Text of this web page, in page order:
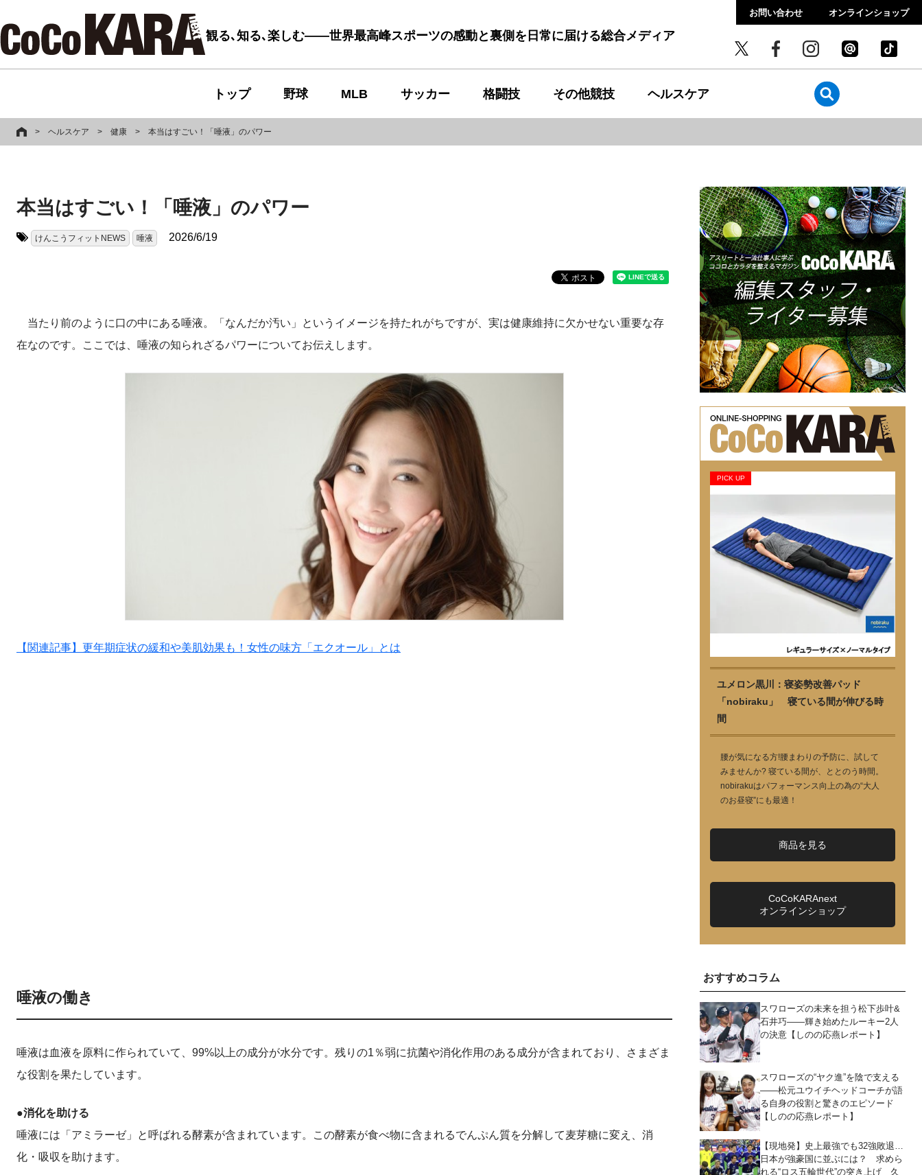
観る､知る､楽しむ――世界最高峰スポーツの感動と裏側を日常に届ける総合メディア
お問い合わせ オンラインショップ
トップ 野球 MLB サッカー 格闘技 その他競技 ヘルスケア
> ヘルスケア > 健康 > 本当はすごい！「唾液」のパワー
本当はすごい！「唾液」のパワー
けんこうフィットNEWS 唾液 2026/6/19
当たり前のように口の中にある唾液。「なんだか汚い」というイメージを持たれがちですが、実は健康維持に欠かせない重要な存
在なのです。ここでは、唾液の知られざるパワーについてお伝えします。
【関連記事】更年期症状の緩和や美肌効果も！女性の味方「エクオール」とは
唾液の働き
唾液は血液を原料に作られていて、99%以上の成分が水分です。残りの1％弱に抗菌や消化作用のある成分が含まれており、さまざま
な役割を果たしています。
●消化を助ける
唾液には「アミラーゼ」と呼ばれる酵素が含まれています。この酵素が食べ物に含まれるでんぷん質を分解して麦芽糖に変え、消
化・吸収を助けます。
PICK UP
ユメロン黒川：寝姿勢改善パッド
「nobiraku」 寝ている間が伸びる時
間
腰が気になる方!腰まわりの予防に、試して
みませんか? 寝ている間が、ととのう時間。
nobirakuはパフォーマンス向上の為の“大人
のお昼寝”にも最適！
商品を見る
CoCoKARAnext
オンラインショップ
おすすめコラム
スワローズの未来を担う松下歩叶&
石井巧――輝き始めたルーキー2人
の決意【しのの応燕レポート】
スワローズの“ヤク進”を陰で支える
――松元ユウイチヘッドコーチが語
る自身の役割と驚きのエピソード
【しのの応燕レポート】
【現地発】史上最強でも32強敗退…
日本が強豪国に並ぶには？ 求めら
れる“ロス五輪世代”の突き上げ 久